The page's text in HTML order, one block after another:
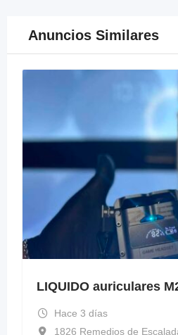
Anuncios Similares
LIQUIDO auriculares
Hace 3 días
1826 Remedios de